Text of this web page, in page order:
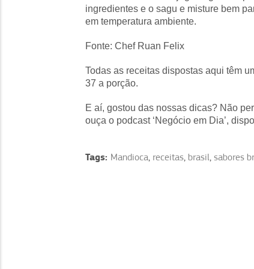
ingredientes e o sagu e misture bem
em temperatura ambiente.
Fonte: Chef Ruan Felix
Todas as receitas dispostas aqui têm
37 a porção.
E aí, gostou das nossas dicas? Não
ouça o podcast ‘Negócio em Dia’,
Tags: Mandioca, receitas, brasil, sabores